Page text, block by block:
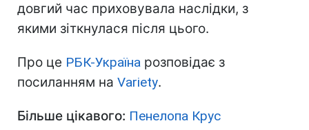
довгий час приховувала наслідки, з
якими зіткнулася після цього.
Про це РБК-Україна розповідає з
посиланням на Variety.
Більше цікавого: Пенелопа Крус